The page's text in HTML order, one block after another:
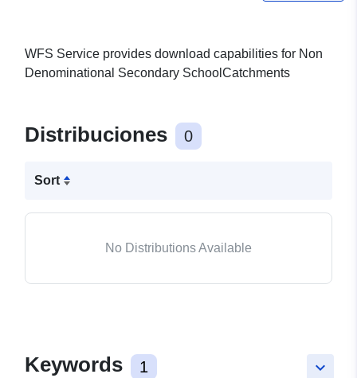
WFS Service provides download capabilities for Non
Denominational Secondary SchoolCatchments
Distribuciones 0
Sort
No Distributions Available
keyboard_arrow_down
Keywords 1